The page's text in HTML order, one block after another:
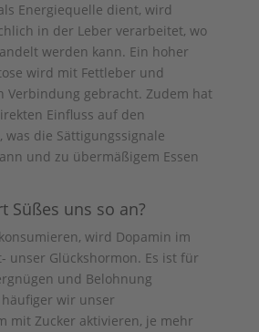
Energiequelle dient, wird
in der Leber verarbeitet, wo
werden kann. Ein hoher
wird mit Fettleber und
Verbindung gebracht. Zudem hat
Einfluss auf den
was die Sättigungssignale
und zu übermäßigem Essen
Süßes uns so an?
wird Dopamin im
unser Glückshormon. Es ist für
und Belohnung
wir unser
mit Zucker aktivieren, je mehr